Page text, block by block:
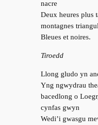
nacre
Deux heures plus
montagnes
Bleues et noires.
Tiroedd
Llong gludo yn
Yng ngwydrau
bacedlong o
cynfas gwyn
Wedi’i gwasgu